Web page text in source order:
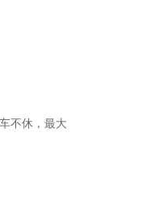
不休，最大